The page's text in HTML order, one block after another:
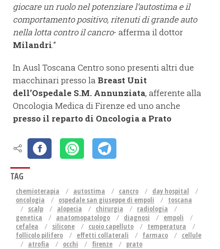
giocare un ruolo nel potenziare l’autostima e il
comportamento positivo, ritenuti di grande auto
nella lotta contro il cancro- afferma il dottor
Milandri.”
In Ausl Toscana Centro sono presenti altri due
macchinari presso la Breast Unit
dell’Ospedale S.M. Annunziata, afferente alla
Oncologia Medica di Firenze ed uno anche
presso il reparto di Oncologia a Prato
TAG
chemioterapia autostima cancro
day hospital
oncologia
ospedale san giuseppe di empoli
toscana
scalp
alopecia chirurgia
radiologia
genetica
anatomopatologo diagnosi
empoli
cefalea
silicone cuoio capelluto
temperatura
follicolo pilifero
effetti collaterali farmaco
cellule
atrofia
occhi firenze prato